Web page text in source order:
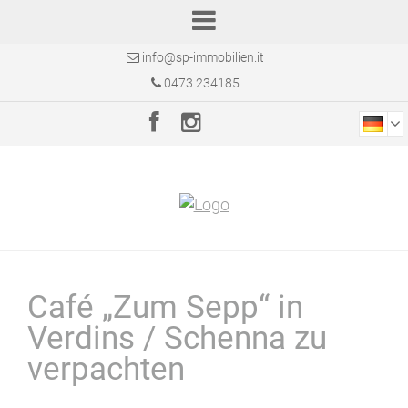
info@sp-immobilien.it
0473 234185
Café „Zum Sepp“ in
Verdins / Schenna zu
verpachten